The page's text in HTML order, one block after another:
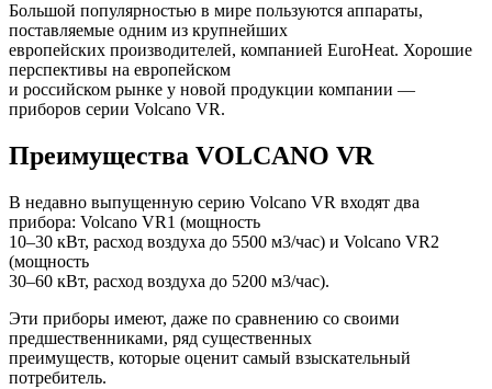
Большой популярностью в мире пользуются аппараты,
поставляемые одним из крупнейших
европейских производителей, компанией EuroHeat. Хорошие
перспективы на европейском
и российском рынке у новой продукции компании —
приборов серии Volcano VR.
Преимущества VOLCANO VR
В недавно выпущенную серию Volcano VR входят два
прибора: Volcano VR1 (мощность
10–30 кВт, расход воздуха до 5500 м3/час) и Volcano VR2
(мощность
30–60 кВт, расход воздуха до 5200 м3/час).
Эти приборы имеют, даже по сравнению со своими
предшественниками, ряд существенных
преимуществ, которые оценит самый взыскательный
потребитель.